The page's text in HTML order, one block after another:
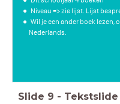
Niveau => zie lijst. Lijst
Wil je een ander boek lezen,
Nederlands.
Slide 9 - Tekstslide